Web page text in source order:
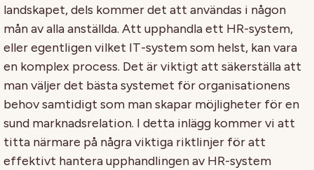
landskapet, dels kommer det att användas i någon
mån av alla anställda. Att upphandla ett HR-system,
eller egentligen vilket IT-system som helst, kan vara
en komplex process. Det är viktigt att säkerställa att
man väljer det bästa systemet för organisationens
behov samtidigt som man skapar möjligheter för en
sund marknadsrelation. I detta inlägg kommer vi att
titta närmare på några viktiga riktlinjer för att
effektivt hantera upphandlingen av HR-system